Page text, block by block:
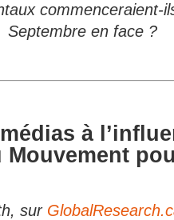
commenceraient-
Septembre en face ?
à
Mouvement
sur